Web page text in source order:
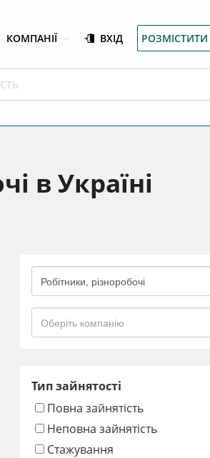
КОМПАНІЇ ВХІД
в Україні
Робітники, різноробочі
Оберіть компанію
Тип зайнятості
Повна зайнятість
Неповна зайнятість
Стажування